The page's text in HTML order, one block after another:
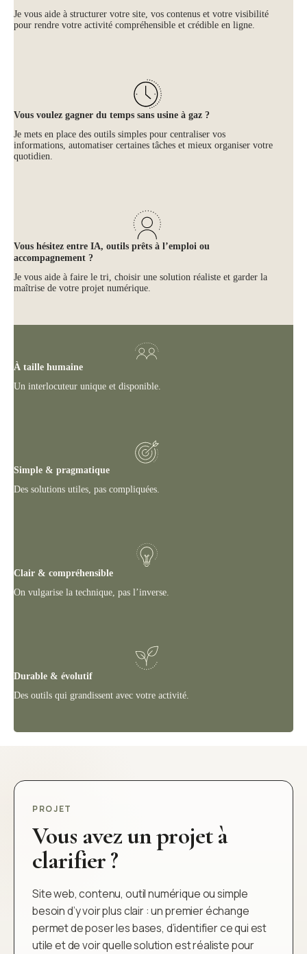
Je vous aide à structurer votre site, vos contenus et votre visibilité
pour rendre votre activité compréhensible et crédible en ligne.
Vous voulez gagner du temps sans usine à gaz ?
Je mets en place des outils simples pour centraliser vos
informations, automatiser certaines tâches et mieux organiser votre
quotidien.
Vous hésitez entre IA, outils prêts à l’emploi ou
accompagnement ?
Je vous aide à faire le tri, choisir une solution réaliste et garder la
maîtrise de votre projet numérique.
À taille humaine
Un interlocuteur unique et disponible.
Simple & pragmatique
Des solutions utiles, pas compliquées.
Clair & compréhensible
On vulgarise la technique, pas l’inverse.
Durable & évolutif
Des outils qui grandissent avec votre activité.
PROJET
Vous avez un projet à
clarifier ?
Site web, contenu, outil numérique ou simple
besoin d’y voir plus clair : un premier échange
permet de poser les bases, d’identifier ce qui est
utile et de voir quelle solution est réaliste pour